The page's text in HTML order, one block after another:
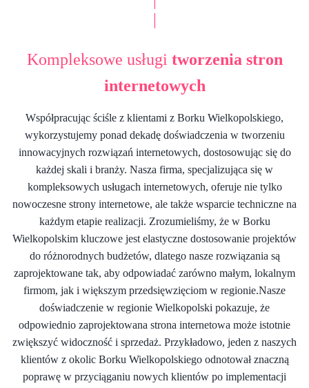
Kompleksowe usługi tworzenia stron
internetowych
Współpracując ściśle z klientami z Borku Wielkopolskiego,
wykorzystujemy ponad dekadę doświadczenia w tworzeniu
innowacyjnych rozwiązań internetowych, dostosowując się do
każdej skali i branży. Nasza firma, specjalizująca się w
kompleksowych usługach internetowych, oferuje nie tylko
nowoczesne strony internetowe, ale także wsparcie techniczne na
każdym etapie realizacji. Zrozumieliśmy, że w Borku
Wielkopolskim kluczowe jest elastyczne dostosowanie projektów
do różnorodnych budżetów, dlatego nasze rozwiązania są
zaprojektowane tak, aby odpowiadać zarówno małym, lokalnym
firmom, jak i większym przedsięwzięciom w regionie.Nasze
doświadczenie w regionie Wielkopolski pokazuje, że
odpowiednio zaprojektowana strona internetowa może istotnie
zwiększyć widoczność i sprzedaż. Przykładowo, jeden z naszych
klientów z okolic Borku Wielkopolskiego odnotował znaczną
poprawę w przyciąganiu nowych klientów po implementacji